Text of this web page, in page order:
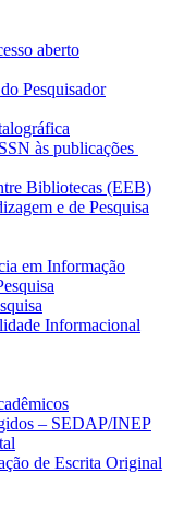
aberto
Pesquisador
às publicações
Bibliotecas (EEB)
e de Pesquisa
em Informação
Informacional
– SEDAP/INEP
de Escrita Original